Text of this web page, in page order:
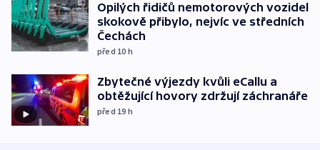
Opilých řidičů nemotorových vozidel
skokově přibylo, nejvíc ve středních
Čechách
před 10 h
Zbytečné výjezdy kvůli eCallu a
obtěžující hovory zdržují záchranáře
před 19 h